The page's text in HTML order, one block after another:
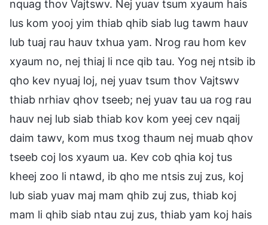
nquag thov Vajtswv. Nej yuav tsum xyaum hais
lus kom yooj yim thiab qhib siab lug tawm hauv
lub tuaj rau hauv txhua yam. Nrog rau hom kev
xyaum no, nej thiaj li nce qib tau. Yog nej ntsib ib
qho kev nyuaj loj, nej yuav tsum thov Vajtswv
thiab nrhiav qhov tseeb; nej yuav tau ua rog rau
hauv nej lub siab thiab kov kom yeej cev nqaij
daim tawv, kom mus txog thaum nej muab qhov
tseeb coj los xyaum ua. Kev cob qhia koj tus
kheej zoo li ntawd, ib qho me ntsis zuj zus, koj
lub siab yuav maj mam qhib zuj zus, thiab koj
mam li qhib siab ntau zuj zus, thiab yam koj hais